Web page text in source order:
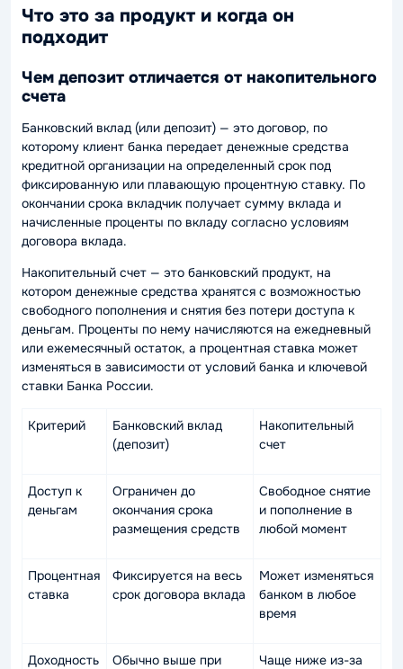
Что это за продукт и когда он
подходит
Чем депозит отличается от накопительного
счета
Банковский вклад (или депозит) — это договор, по
которому клиент банка передает денежные средства
кредитной организации на определенный срок под
фиксированную или плавающую процентную ставку. По
окончании срока вкладчик получает сумму вклада и
начисленные проценты по вкладу согласно условиям
договора вклада.
Накопительный счет — это банковский продукт, на
котором денежные средства хранятся с возможностью
свободного пополнения и снятия без потери доступа к
деньгам. Проценты по нему начисляются на ежедневный
или ежемесячный остаток, а процентная ставка может
изменяться в зависимости от условий банка и ключевой
ставки Банка России.
Критерий
Банковский вклад
(депозит)
Накопительный
счет
Доступ к
деньгам
Ограничен до
окончания срока
размещения средств
Свободное снятие
и пополнение в
любой момент
Процентная
ставка
Фиксируется на весь
срок договора вклада
Может изменяться
банком в любое
время
Доходность
Обычно выше при
Чаще ниже из-за